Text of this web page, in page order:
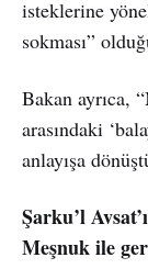
isteklerine
sokması”
Bakan ayrıca,
arasındaki
anlayışa
Şarku’l
Meşnuk ile